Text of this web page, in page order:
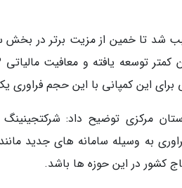
شد تا خمین از مزیت برتر در بخش
برای این کمپانی با این حجم
مرکزی توضیح داد:
به وسیله سامانه های جدید
کشور در این حوزه ها باشد.